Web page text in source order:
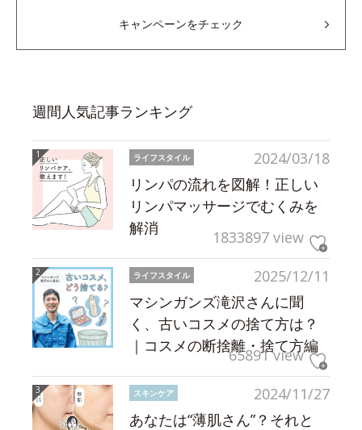
キャンペーンをチェック
週間人気記事ランキング
2024/03/18
ライフスタイル
リンパの流れを図解！正しい
リンパマッサージでむくみを
解消
1833897 view
2025/12/11
ライフスタイル
マシンガンズ滝沢さんに聞
く、古いコスメの捨て方は？
｜コスメの断捨離・捨て方編
65891 view
2024/11/27
スキンケア
あなたは“薄肌さん”？それと